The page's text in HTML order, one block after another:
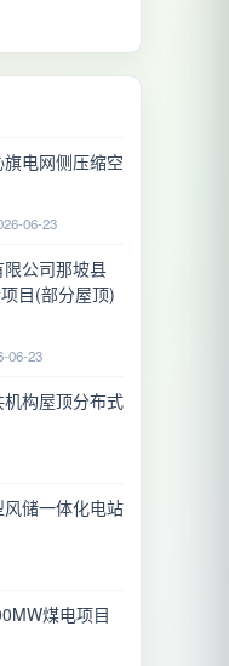
电网侧压缩空
06-23
公司那坡县
目(部分屋顶)
06-23
构屋顶分布式
储一体化电站
煤电项目